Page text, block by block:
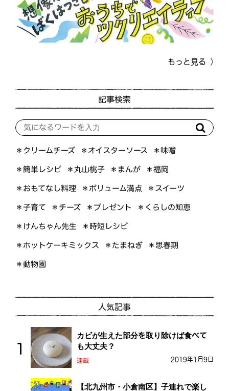
もっと見る
記事検索
＊クリームチーズ ＊オイスターソース ＊味噌
＊簡単レシピ ＊丸山桃子 ＊まんが ＊福岡
＊おもてなし料理 ＊ボリューム満点 ＊スイーツ
＊子育て ＊チーズ ＊プレゼント ＊くらしの知恵
＊けんちゃん先生 ＊時短レシピ
＊ホットケーキミックス ＊たまねぎ ＊思春期
＊動物園
人気記事
カビが生えた部分を取り除けば食べて
も大丈夫？
連載 2019年1月9日
【北九州市・小倉南区】子連れで楽し